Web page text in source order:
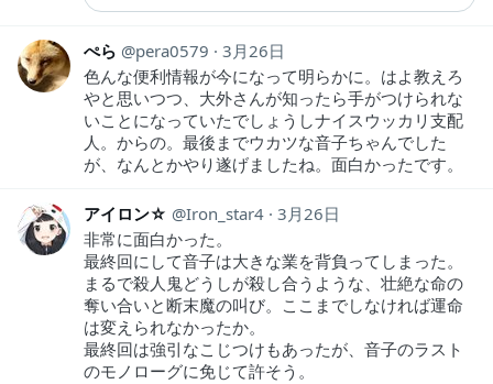
ぺら pera0579
3月26日
色んな便利情報が今になって明らかに。はよ教えろ
やと思いつつ、大外さんが知ったら手がつけられな
いことになっていたでしょうしナイスウッカリ支配
人。からの。最後までウカツな音子ちゃんでした
が、なんとかやり遂げましたね。面白かったです。
アイロン☆ Iron_star4 3月26日
非常に面白かった。
最終回にして音子は大きな業を背負ってしまった。
まるで殺人鬼どうしが殺し合うような、壮絶な命の
奪い合いと断末魔の叫び。ここまでしなければ運命
は変えられなかったか。
最終回は強引なこじつけもあったが、音子のラスト
のモノローグに免じて許そう。